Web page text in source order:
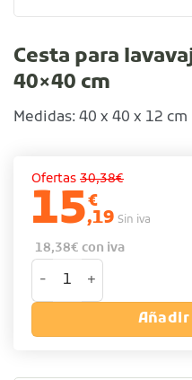
Cesta para
40×40 cm
Medidas: 40 x 40 x 12 cm
Ofertas 30,38€
15€
,19 Sin iva
18,38€ con iva
Cesta para lavavajillas